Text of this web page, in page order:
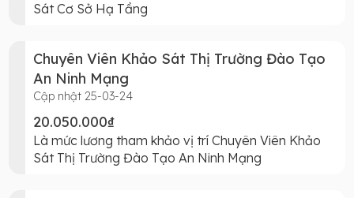
Sát Cơ Sở Hạ Tầng
Chuyên Viên Khảo Sát Thị Trường Đào Tạo
An Ninh Mạng
Cập nhật 25-03-24
20.050.000₫
Là mức lương tham khảo vị trí Chuyên Viên Khảo
Sát Thị Trường Đào Tạo An Ninh Mạng